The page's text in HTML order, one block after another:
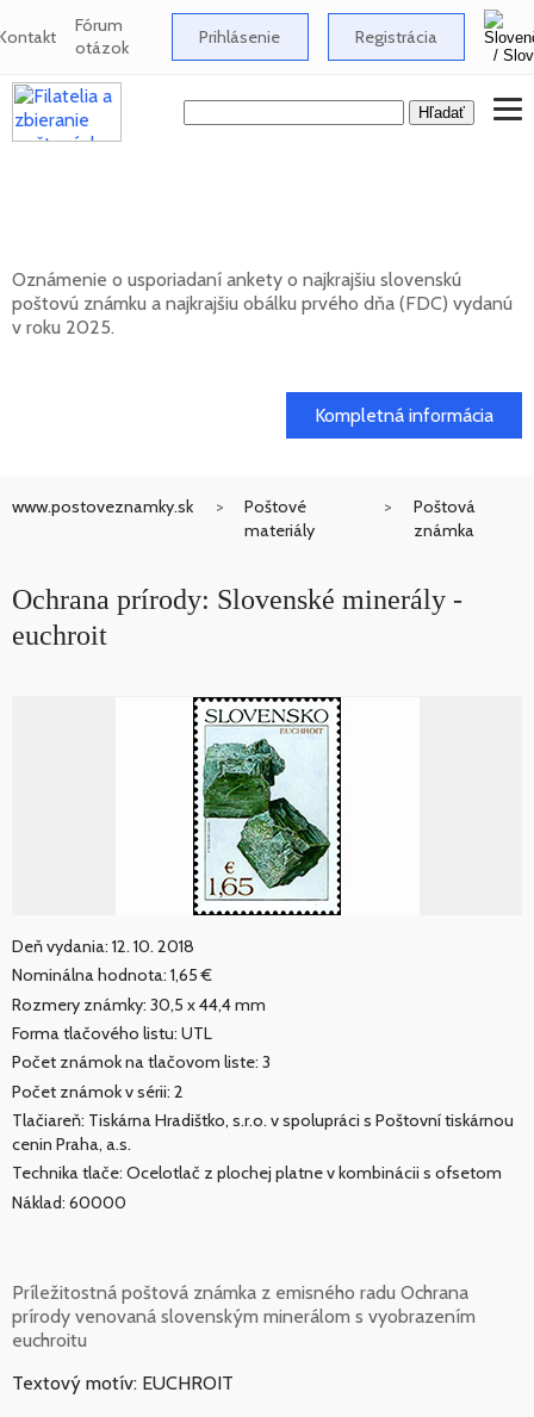
Fórum
otázok Prihlásenie Registrácia
Oznámenie o usporiadaní ankety o najkrajšiu slovenskú
poštovú známku a najkrajšiu obálku prvého dňa (FDC) vydanú
v roku 2025.
Kompletná informácia
www.postoveznamky.sk
Poštové
materiály
Poštová
známka
Ochrana prírody: Slovenské minerály -
euchroit
Deň vydania: 12. 10. 2018
Nominálna hodnota: 1,65 €
Rozmery známky: 30,5 x 44,4 mm
Forma tlačového listu: UTL
Počet známok na tlačovom liste: 3
Počet známok v sérii: 2
Tlačiareň: Tiskárna Hradištko, s.r.o. v spolupráci s Poštovní tiskárnou
cenin Praha, a.s.
Technika tlače: Ocelotlač z plochej platne v kombinácii s ofsetom
Náklad: 60000
Príležitostná poštová známka z emisného radu Ochrana
prírody venovaná slovenským minerálom s vyobrazením
euchroitu
Textový motív: EUCHROIT